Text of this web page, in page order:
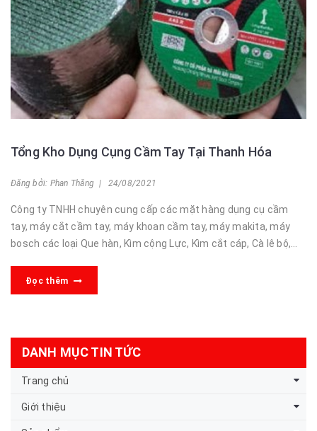
Tổng Kho Dụng Cụng Cầm Tay Tại Thanh Hóa
Đăng bởi: Phan Thăng | 24/08/2021
Công ty TNHH chuyên cung cấp các mặt hàng dụng cụ cầm
tay, máy cắt cầm tay, máy khoan cầm tay, máy makita, máy
bosch các loại Que hàn, Kìm cộng Lực, Kìm cắt cáp, Cà lê bộ,
Đọc thêm
DANH MỤC TIN TỨC
Trang chủ
Giới thiệu